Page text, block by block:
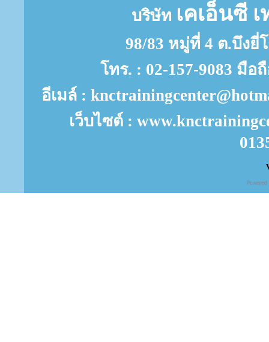
บริษัท เคเอ็นซี
98/83 หมู่ที่ 4 ต.บึงยี่
โทร. : 02-157-9083 มือ
อีเมล์ :
เว็บไซต์ :